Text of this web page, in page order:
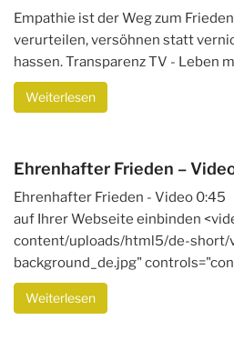
Empathie ist der Weg zum
verurteilen, versöhnen statt
hassen. Transparenz TV - Leben
Weiterlesen
Ehrenhafter Frieden –
Ehrenhafter Frieden - Video
auf Ihrer Webseite einbinden
content/uploads/html5/de-short/
background_de.jpg"
Weiterlesen